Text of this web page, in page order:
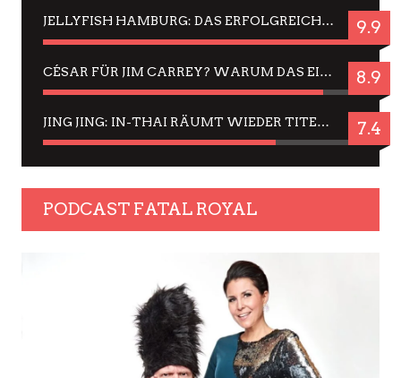
JELLYFISH HAMBURG: DAS ERFOLGREICHE SOMMER-MENÜ 2025 IN GEFÜHLEN UND BILDERN 9.9
CÉSAR FÜR JIM CARREY? WARUM DAS EINER DER NERVIGSTEN ACTORS IST UND BLEIBT 8.9
JING JING: IN-THAI RÄUMT WIEDER TITEL AB – EIN ZWEI-STUNDEN-ERLEBNISBERICHT 7.4
PODCAST FATAL ROYAL